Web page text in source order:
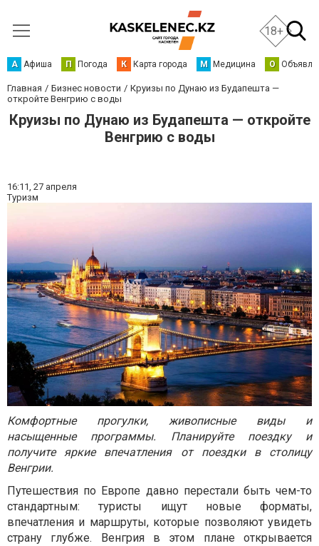
18+
А Афиша П Погода К Карта города М Медицина О
Главная Бизнес новости
Круизы по Дунаю из Будапешта —
откройте Венгрию с воды
Круизы по Дунаю из Будапешта — откройте
Венгрию с воды
16:11, 27 апреля
Туризм
Комфортные прогулки, живописные виды и
насыщенные программы. Планируйте поездку и
получите яркие впечатления от поездки в столицу
Венгрии.
Путешествия по Европе давно перестали быть чем-то
стандартным: туристы ищут новые форматы,
впечатления и маршруты, которые позволяют увидеть
страну глубже. Венгрия в этом плане открывается